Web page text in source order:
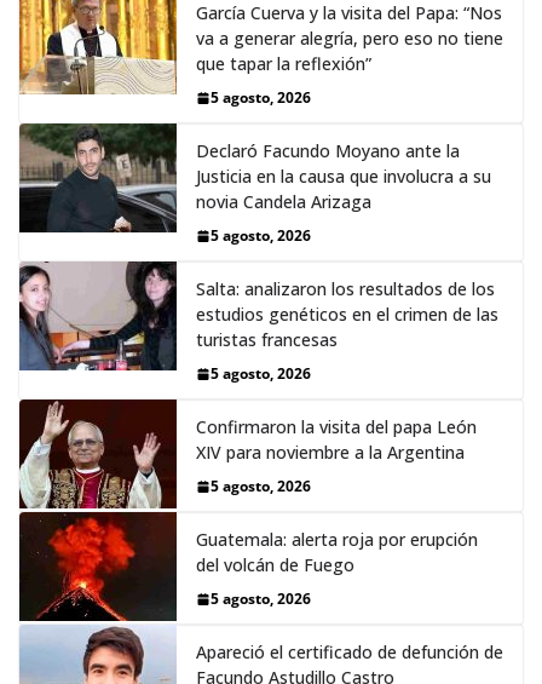
García Cuerva y la visita del Papa: “Nos
va a generar alegría, pero eso no tiene
que tapar la reflexión”
5 agosto, 2026
Declaró Facundo Moyano ante la
Justicia en la causa que involucra a su
novia Candela Arizaga
5 agosto, 2026
Salta: analizaron los resultados de los
estudios genéticos en el crimen de las
turistas francesas
5 agosto, 2026
Confirmaron la visita del papa León
XIV para noviembre a la Argentina
5 agosto, 2026
Guatemala: alerta roja por erupción
del volcán de Fuego
5 agosto, 2026
Apareció el certificado de defunción de
Facundo Astudillo Castro